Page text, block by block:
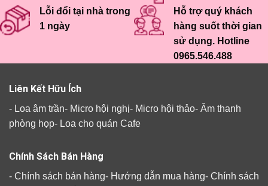
Lỗi đổi tại nhà trong
1 ngày
Hỗ trợ quý khách
hàng suốt thời gian
sử dụng. Hotline
0965.546.488
Liên Kết Hữu Ích
- Loa âm trần- Micro hội nghị- Micro hội thảo- Âm thanh
phòng họp- Loa cho quán Cafe
Chính Sách Bán Hàng
- Chính sách bán hàng- Hướng dẫn mua hàng- Chính sách